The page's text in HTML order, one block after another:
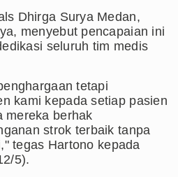
LSL Pengidap HIV/AIDS
Dhirga Surya Medan,
menyebut pencapaian ini
seluruh tim medis
tetapi
kami kepada setiap pasien
mereka berhak
strok terbaik tanpa
tegas Hartono kepada
5).